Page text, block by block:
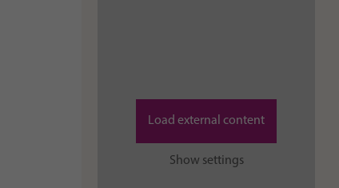
Load external content
Show settings